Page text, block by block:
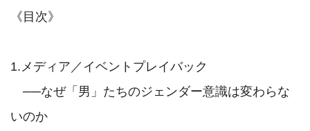
《目次》
1.メディア／イベントプレイバック
──なぜ「男」たちのジェンダー意識は変わらな
いのか